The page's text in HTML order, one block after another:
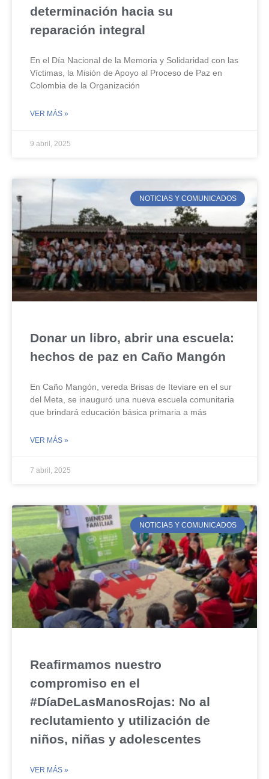
determinación hacia su
reparación integral
En el Día Nacional de la Memoria y Solidaridad con las
Víctimas, la Misión de Apoyo al Proceso de Paz en
Colombia de la Organización
VER MÁS »
9 abril, 2025
NOTICIAS Y COMUNICADOS
Donar un libro, abrir una escuela:
hechos de paz en Caño Mangón
En Caño Mangón, vereda Brisas de Iteviare en el sur
del Meta, se inauguró una nueva escuela comunitaria
que brindará educación básica primaria a más
VER MÁS »
7 abril, 2025
NOTICIAS Y COMUNICADOS
Reafirmamos nuestro
compromiso en el
#DíaDeLasManosRojas: No al
reclutamiento y utilización de
niños, niñas y adolescentes
VER MÁS »